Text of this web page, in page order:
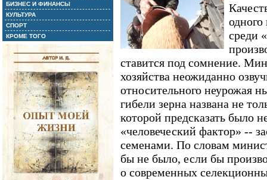
БИЗНЕС И ФИНАНСЫ
КУЛЬТУРА
СПОРТ
КРОМЕ ТОГО
среди
ставится под сомнение.
хозяйства неожиданно
относительного неурожая
гибели зерна названа не
которой предсказать было
«человеческий фактор» --
семенами. По словам
бы не было, если бы
о современных